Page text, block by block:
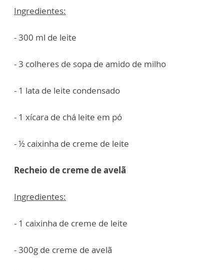
Ingredientes:
- 300 ml de leite
- 3 colheres de sopa de amido de milho
- 1 lata de leite condensado
- 1 xícara de chá leite em pó
- ½ caixinha de creme de leite
Recheio de creme de avelã
Ingredientes:
- 1 caixinha de creme de leite
- 300g de creme de avelã